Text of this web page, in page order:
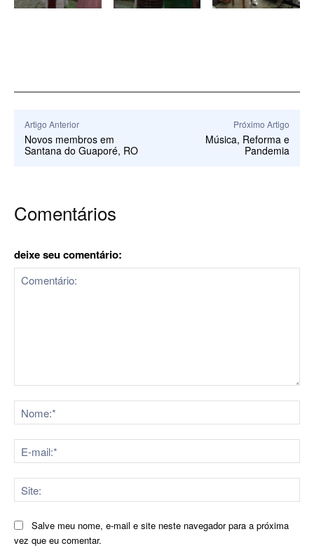
Artigo Anterior
Novos membros em
Santana do Guaporé, RO
Próximo Artigo
Música, Reforma e
Pandemia
Comentários
deixe seu comentário:
Salve meu nome, e-mail e site neste navegador para a próxima
vez que eu comentar.